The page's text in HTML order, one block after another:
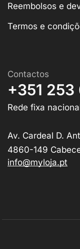
Reembolsos e
Termos e
Contactos
+351 253
Rede fixa
Av. Cardeal D.
4860-149
info@myloja.pt